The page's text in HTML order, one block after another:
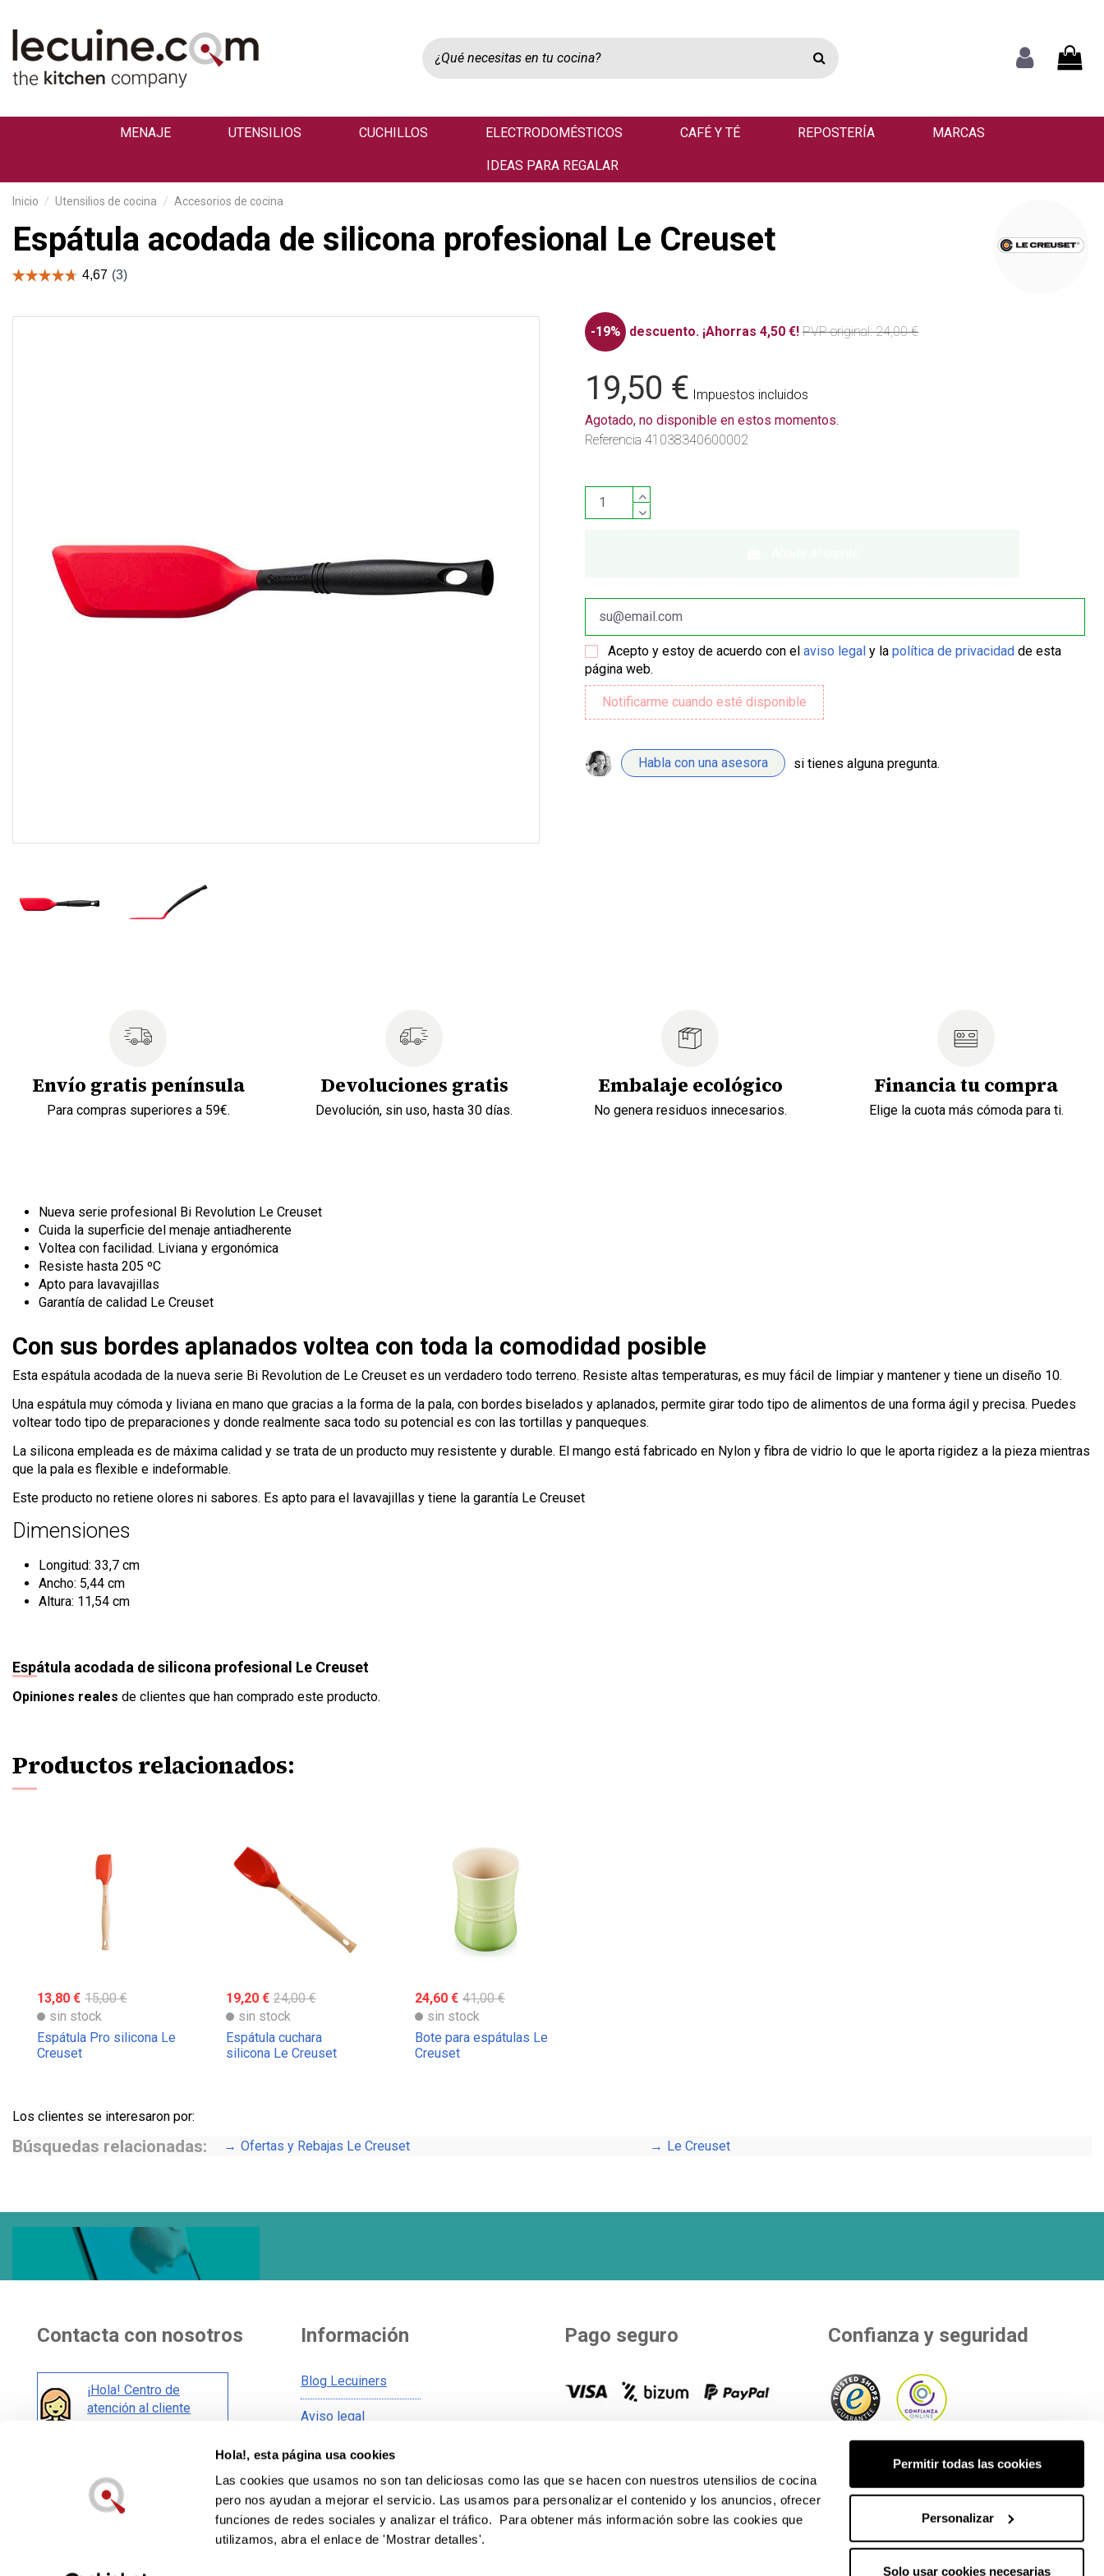
Hola!, esta página usa cookies
Las cookies que usamos no son tan deliciosas como las que se hacen con nuestros utensilios de cocina
pero nos ayudan a mejorar el servicio. Las usamos para personalizar el contenido y los anuncios, ofrecer
funciones de redes sociales y analizar el tráfico. Para obtener más información sobre las cookies que
utilizamos, abra el enlace de 'Mostrar detalles'.
Permitir todas las cookies
Personalizar
Solo usar cookies necesarias
MENAJE UTENSILIOS CUCHILLOS ELECTRODOMÉSTICOS CAFÉ Y TÉ REPOSTERÍA MARCAS
IDEAS PARA REGALAR
Inicio Utensilios de cocina Accesorios de cocina
Espátula acodada de silicona profesional Le Creuset
-19% descuento. ¡Ahorras 4,50 €! PVPoriginal: 24,00 €
19,50 € Impuestos incluidos
Agotado, no disponible en estos momentos.
Referencia 41038340600002
Acepto y estoy de acuerdo con elaviso legal y lapolítica de privacidad de esta
página web.
Habla con una asesora si tienes alguna pregunta.
Envío gratis península
Para compras superiores a 59€.
Devoluciones gratis
Devolución, sin uso, hasta 30 días.
Embalaje ecológico
No genera residuos innecesarios.
Financia tu compra
Elige la cuota más cómoda para ti.
Nueva serie profesional Bi Revolution Le Creuset
Cuida la superficie del menaje antiadherente
Voltea con facilidad. Liviana y ergonómica
Resiste hasta 205 ºC
Apto para lavavajillas
Garantía de calidad Le Creuset
Con sus bordes aplanados voltea con toda la comodidad posible
Esta espátula acodada de la nueva serie Bi Revolution de Le Creuset es un verdadero todo terreno. Resiste altas temperaturas, es muy fácil de limpiar y mantener y tiene un diseño 10.
Una espátula muy cómoda y liviana en mano que gracias a la forma de la pala, con bordes biselados y aplanados, permite girar todo tipo de alimentos de una forma ágil y precisa. Puedes
voltear todo tipo de preparaciones y donde realmente saca todo su potencial es con las tortillas y panqueques.
La silicona empleada es de máxima calidad y se trata de un producto muy resistente y durable. El mango está fabricado en Nylon y fibra de vidrio lo que le aporta rigidez a la pieza mientras
que la pala es flexible e indeformable.
Este producto no retiene olores ni sabores. Es apto para el lavavajillas y tiene la garantía Le Creuset
Dimensiones
Longitud: 33,7 cm
Ancho: 5,44 cm
Altura: 11,54 cm
Espátula acodada de silicona profesional Le Creuset
Opiniones reales de clientes que han comprado este producto.
Productos relacionados:
13,80 € 15,00 €
sin stock
Espátula Pro silicona Le
Creuset
19,20 € 24,00 €
sin stock
Espátula cuchara
silicona Le Creuset
24,60 € 41,00 €
sin stock
Bote para espátulas Le
Creuset
Los clientes se interesaron por:
Búsquedas relacionadas: Ofertas y Rebajas Le Creuset Le Creuset
Contacta con nosotros
¡Hola! Centro de
atención al cliente
Información
Blog Lecuiners
Aviso legal
Condiciones generales
Política de cookies
Política de privacidad
Pago seguro
pago.
Confianza y seguridad
que evalúan nuestra calidad..